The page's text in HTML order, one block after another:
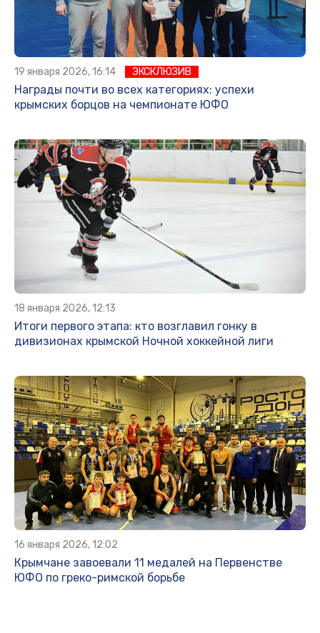
19 января 2026, 16:14 ЭКСКЛЮЗИВ
Награды почти во всех категориях: успехи
крымских борцов на чемпионате ЮФО
18 января 2026, 12:13
Итоги первого этапа: кто возглавил гонку в
дивизионах крымской Ночной хоккейной лиги
16 января 2026, 12:02
Крымчане завоевали 11 медалей на Первенстве
ЮФО по греко-римской борьбе